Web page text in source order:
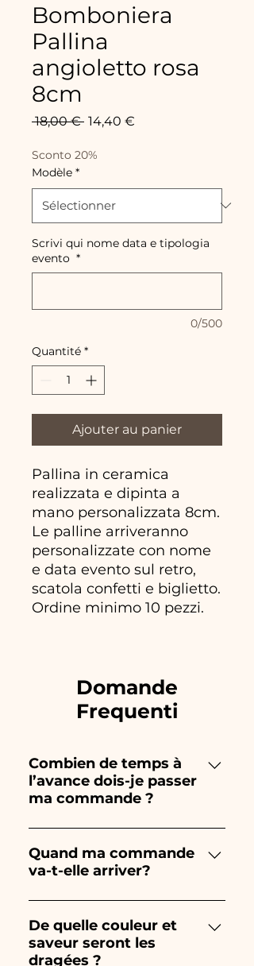
Bomboniera
Pallina
angioletto rosa
8cm
18,00 € Prix
14,40 €
Sconto 20%
Modèle *
Scrivi qui nome data e tipologia
evento *
0/500
Quantité *
Ajouter au panier
Pallina in ceramica
realizzata e dipinta a
mano personalizzata 8cm.
Le palline arriveranno
personalizzate con nome
e data evento sul retro,
scatola confetti e biglietto.
Ordine minimo 10 pezzi.
Domande
Frequenti
Combien de temps à
l’avance dois-je passer
ma commande ?
Ceramiche Ania crée et peint
entièrement à la main, donc
leur création prend beaucoup
quantité, nous vous
recommandons donc toujours
Quand ma commande
va-t-elle arriver?
La réception de la commande
est garantie 10/15 jours avant
l'événement.
De quelle couleur et
saveur seront les
dragées ?